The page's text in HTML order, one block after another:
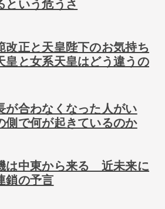
という危うさ
改正と天皇陛下のお気持ち
皇と女系天皇はどう違うの
が合わなくなった人がい
側で何が起きているのか
は中東から来る 近未来に
鎖の予言